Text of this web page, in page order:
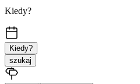
Kiedy?
Kiedy?
szukaj